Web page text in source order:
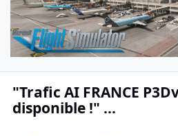
"Trafic AI FRANCE
disponible !" ...